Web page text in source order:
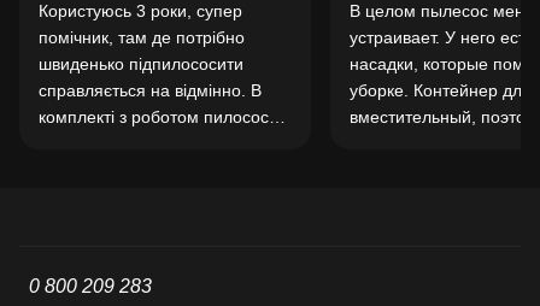
Користуюсь 3 роки, супер
помічник, там де потрібно
швиденько підпилососити
справляється на відмінно. В
комплекті з роботом пилососом
В целом пылесос меня
устраивает. У него
насадки, которые
уборке. Контейнер для
вместительный,
0 800 209 283